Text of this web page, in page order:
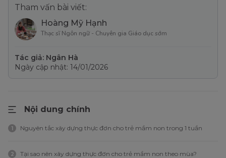
Tham vấn bài viết:
Hoàng Mỹ Hạnh
Thạc sĩ Ngôn ngữ - Chuyên gia Giáo dục sớm
Tác giả: Ngân Hà
Ngày cập nhật: 14/01/2026
Nội dung chính
1 Nguyên tắc xây dựng thực đơn cho trẻ mầm non trong 1 tuần
2 Tại sao nên xây dựng thực đơn cho trẻ mầm non theo mùa?